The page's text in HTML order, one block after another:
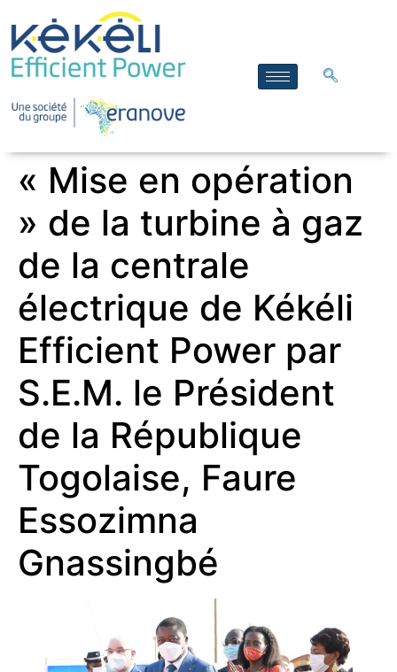
« Mise en opération
» de la turbine à gaz
de la centrale
électrique de Kékéli
Efficient Power par
S.E.M. le Président
de la République
Togolaise, Faure
Essozimna
Gnassingbé